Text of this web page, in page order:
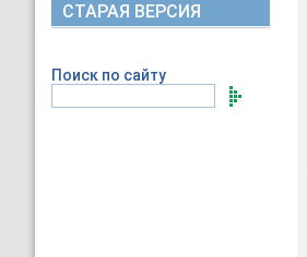
СТАРАЯ ВЕРСИЯ
Поиск по сайту